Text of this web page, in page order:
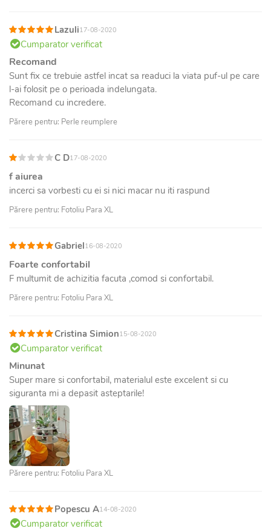
Lazuli17-08-2020
Cumparator verificat
Recomand
Sunt fix ce trebuie astfel incat sa readuci la viata puf-ul pe care
l-ai folosit pe o perioada indelungata.
Recomand cu incredere.
Părere pentru: Perle reumplere
C D17-08-2020
f aiurea
incerci sa vorbesti cu ei si nici macar nu iti raspund
Părere pentru: Fotoliu Para XL
Gabriel16-08-2020
Foarte confortabil
F multumit de achizitia facuta ,comod si confortabil.
Părere pentru: Fotoliu Para XL
Cristina Simion15-08-2020
Cumparator verificat
Minunat
Super mare si confortabil, materialul este excelent si cu
siguranta mi a depasit asteptarile!
Părere pentru: Fotoliu Para XL
Popescu A14-08-2020
Cumparator verificat